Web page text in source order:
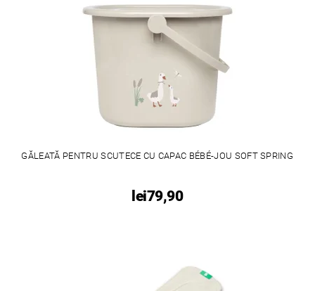
GĂLEATĂ PENTRU SCUTECE CU CAPAC BÉBÉ-JOU SOFT SPRING
lei79,90